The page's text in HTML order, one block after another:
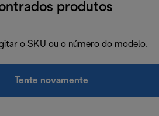
produtos
o SKU ou o número do modelo.
Tente novamente